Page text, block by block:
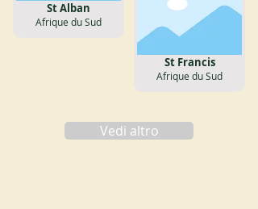
St Alban
Afrique du Sud
St Francis
Afrique du Sud
Vedi altro